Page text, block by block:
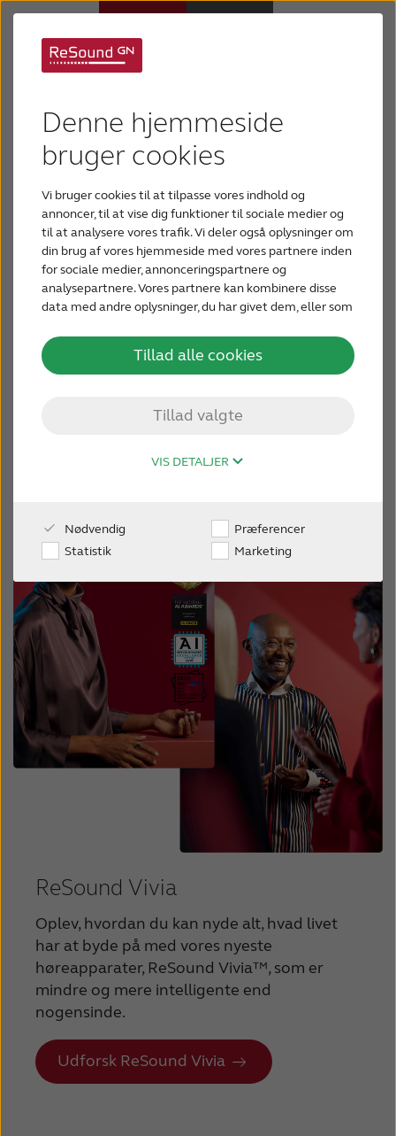
Denne hjemmeside
bruger cookies
Vi bruger cookies til at tilpasse vores indhold og
annoncer, til at vise dig funktioner til sociale medier og
til at analysere vores trafik. Vi deler også oplysninger om
din brug af vores hjemmeside med vores partnere inden
for sociale medier, annonceringspartnere og
analysepartnere. Vores partnere kan kombinere disse
data med andre oplysninger, du har givet dem, eller som
Tillad valgte
Tillad alle cookies
VIS DETALJER
Nødvendig
Præferencer
Statistik
Marketing
Høretab
Support
Om os
Blog
BLIV TESTPERSON
WEBSHOP
DANMARK
Australia Brasil
Canada Česká republika
China Danmark
Deutschland España
Kazakhstan
Latinoamérica Netherlands
New Zealand Norge
Schweiz Suisse
Türkçe United Kingdom
høreapparater
Din høreoplevelse bør matche dine unikke behov.
Vores økosystem af høreapparater, trådløst
tilbehør og apps hjælper dig med at høre og
tilpasser sig forskellige miljøer og situationer med
en enestående lydkvalitet. Med vores portefølje af
høreapparater har vi en løsning til alle. Se de nye
herunder.
ReSound Vivia
Oplev, hvordan du kan nyde alt, hvad livet
har at byde på med vores nyeste
høreapparater, ReSound Vivia™, som er
mindre og mere intelligente end
nogensinde.
Udforsk ReSound Vivia